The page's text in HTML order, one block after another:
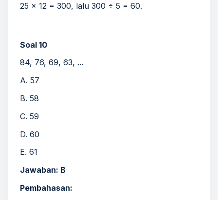
25 × 12 = 300, lalu 300 ÷ 5 = 60.
Soal 10
84, 76, 69, 63, ...
A. 57
B. 58
C. 59
D. 60
E. 61
Jawaban: B
Pembahasan: